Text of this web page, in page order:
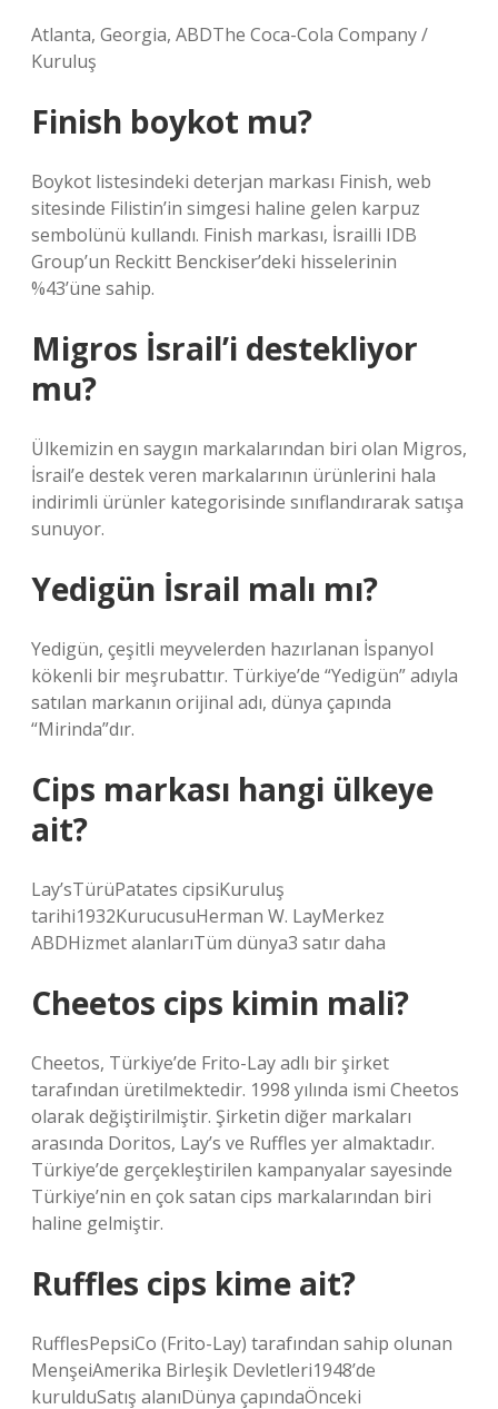
Atlanta, Georgia, ABDThe Coca-Cola Company /
Kuruluş
Finish boykot mu?
Boykot listesindeki deterjan markası Finish, web
sitesinde Filistin’in simgesi haline gelen karpuz
sembolünü kullandı. Finish markası, İsrailli IDB
Group’un Reckitt Benckiser’deki hisselerinin
%43’üne sahip.
Migros İsrail’i destekliyor
mu?
Ülkemizin en saygın markalarından biri olan Migros,
İsrail’e destek veren markalarının ürünlerini hala
indirimli ürünler kategorisinde sınıflandırarak satışa
sunuyor.
Yedigün İsrail malı mı?
Yedigün, çeşitli meyvelerden hazırlanan İspanyol
kökenli bir meşrubattır. Türkiye’de “Yedigün” adıyla
satılan markanın orijinal adı, dünya çapında
“Mirinda”dır.
Cips markası hangi ülkeye
ait?
Lay’sTürüPatates cipsiKuruluş
tarihi1932KurucusuHerman W. LayMerkez
ABDHizmet alanlarıTüm dünya3 satır daha
Cheetos cips kimin mali?
Cheetos, Türkiye’de Frito-Lay adlı bir şirket
tarafından üretilmektedir. 1998 yılında ismi Cheetos
olarak değiştirilmiştir. Şirketin diğer markaları
arasında Doritos, Lay’s ve Ruffles yer almaktadır.
Türkiye’de gerçekleştirilen kampanyalar sayesinde
Türkiye’nin en çok satan cips markalarından biri
haline gelmiştir.
Ruffles cips kime ait?
RufflesPepsiCo (Frito-Lay) tarafından sahip olunan
MenşeiAmerika Birleşik Devletleri1948’de
kurulduSatış alanıDünya çapındaÖnceki